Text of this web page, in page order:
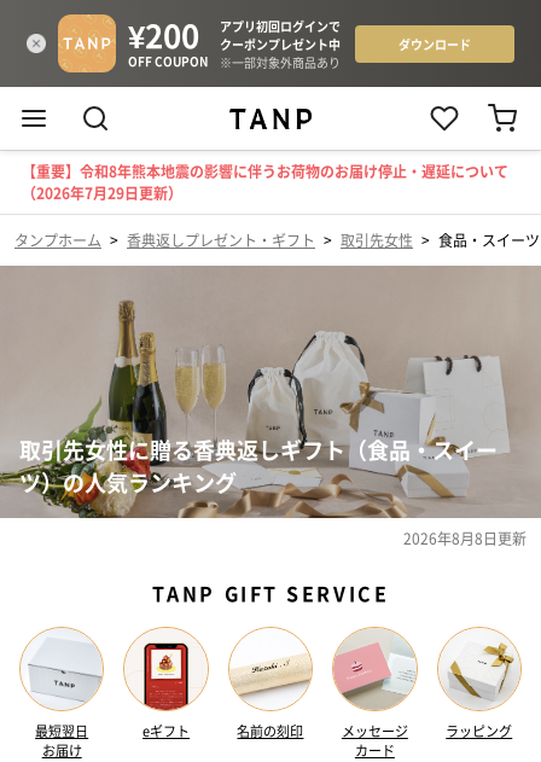
【重要】令和8年熊本地震の影響に伴うお荷物のお届け停止・遅延について
（2026年7月29日更新）
タンプホーム > 香典返しプレゼント・ギフト > 取引先女性 > 食品・スイーツ
取引先女性に贈る香典返しギフト（食品・スイー
ツ）の人気ランキング
2026年8月8日更新
TANP GIFT SERVICE
最短翌日
お届け
eギフト 名前の刻印
メッセージ
カード
ラッピング